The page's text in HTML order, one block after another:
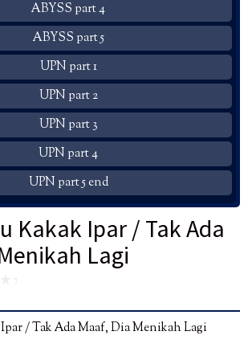
ABYSS part 4
ABYSS part 5
UPN part 1
UPN part 2
UPN part 3
UPN part 4
UPN part 5 end
Kakak Ipar / Tak Ada
Lagi
/ Tak Ada Maaf, Dia Menikah Lagi